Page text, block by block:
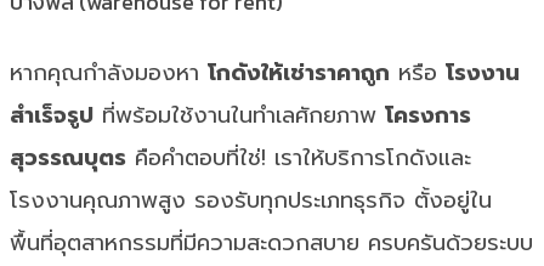
หากคุณกำลังมองหา โกดังให้เช่าราคาถูก หรือ โรงงาน
สำเร็จรูป ที่พร้อมใช้งานในทำเลศักยภาพ โครงการ
สุวรรณบุตร คือคำตอบที่ใช่! เราให้บริการโกดังและ
โรงงานคุณภาพสูง รองรับทุกประเภทธุรกิจ ตั้งอยู่ใน
พื้นที่อุตสาหกรรมที่มีความสะดวกสบาย ครบครันด้วยระบบ